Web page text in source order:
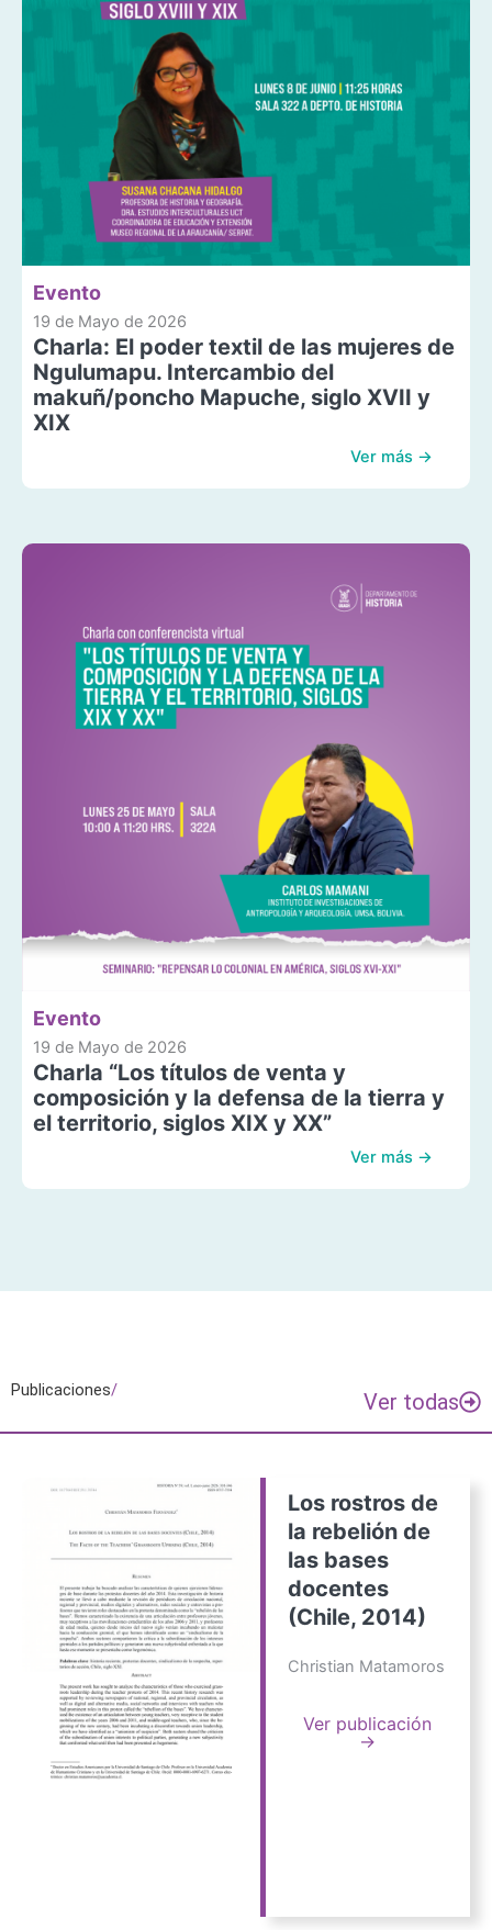
Evento
19 de Mayo de 2026
Charla: El poder textil de las mujeres de
Ngulumapu. Intercambio del
makuñ/poncho Mapuche, siglo XVII y
XIX
Ver más →
Evento
19 de Mayo de 2026
Charla “Los títulos de venta y
composición y la defensa de la tierra y
el territorio, siglos XIX y XX”
Ver más →
Publicaciones/ Ver todas
Los rostros de
la rebelión de
las bases
docentes
(Chile, 2014)
Christian Matamoros
Ver publicación
→